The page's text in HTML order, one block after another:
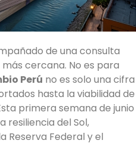
de una consulta
cercana. No es para
Perú no es solo una cifra
hasta la viabilidad de
primera semana de junio
resiliencia del Sol,
Reserva Federal y el